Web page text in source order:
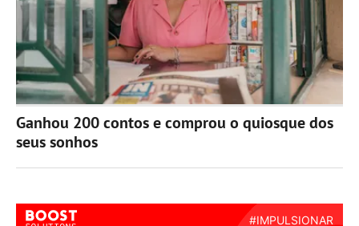
Ganhou 200 contos e comprou o quiosque dos
seus sonhos